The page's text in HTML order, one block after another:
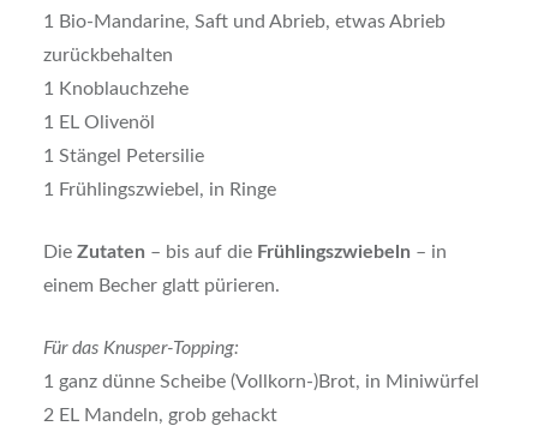
1 Bio-Mandarine, Saft und Abrieb, etwas Abrieb
zurückbehalten
1 Knoblauchzehe
1 EL Olivenöl
1 Stängel Petersilie
1 Frühlingszwiebel, in Ringe
Die Zutaten – bis auf die Frühlingszwiebeln – in
einem Becher glatt pürieren.
Für das Knusper-Topping:
1 ganz dünne Scheibe (Vollkorn-)Brot, in Miniwürfel
2 EL Mandeln, grob gehackt